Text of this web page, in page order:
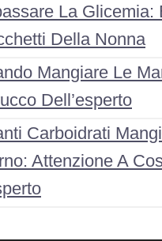
La Glicemia:
Della Nonna
Mangiare Le
Dell’esperto
Carboidrati
Attenzione A